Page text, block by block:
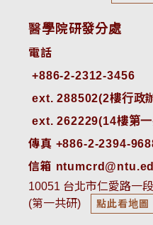
醫學院研發分處
電話
ext. 288502(2樓行政
ext. 262229(14樓第
傳真 +886-2-2394-
信箱
10051 台北市仁愛路一
(第一共研)
點此看地圖